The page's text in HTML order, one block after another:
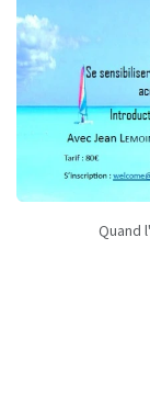
Quand